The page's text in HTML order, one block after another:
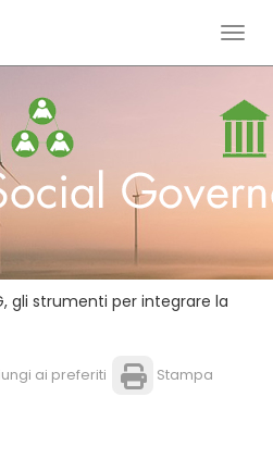
gli strumenti per integrare la
ai preferiti Stampa